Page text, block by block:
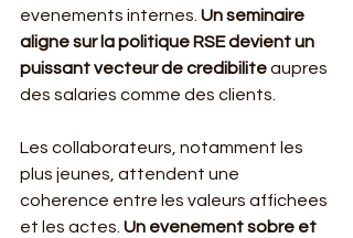
evenements internes. Un seminaire
aligne sur la politique RSE devient un
puissant vecteur de credibilite aupres
des salaries comme des clients.
Les collaborateurs, notamment les
plus jeunes, attendent une
coherence entre les valeurs affichees
et les actes. Un evenement sobre et